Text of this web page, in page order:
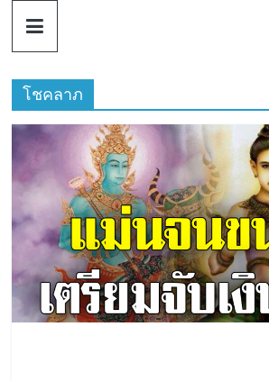
content
ดวง
ราศี
เงิน
กู้
สิน
เชื่อ
ดวง
ราศี
โชคลาภ